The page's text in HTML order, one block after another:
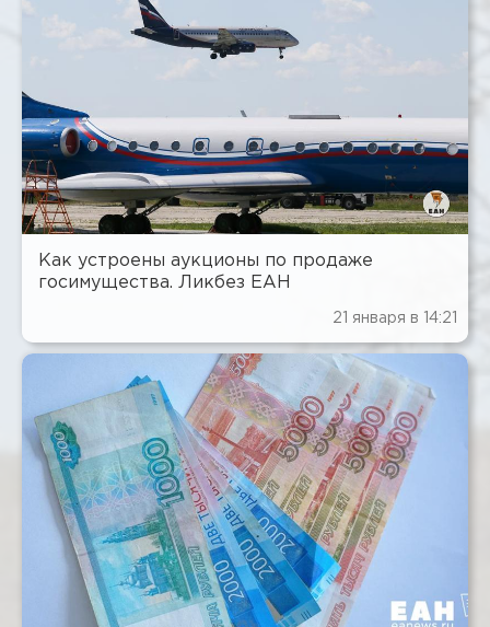
Как устроены аукционы по продаже
госимущества. Ликбез ЕАН
21 января в 14:21